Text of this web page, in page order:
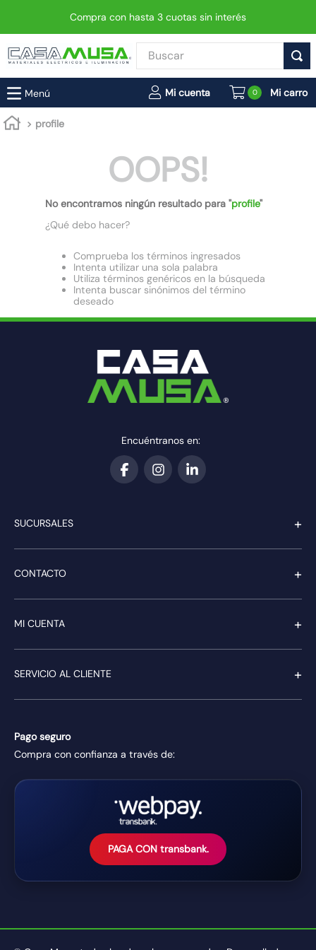
Compra con hasta 3 cuotas sin interés
Buscar
0
profile
OOPS!
No encontramos ningún resultado para "profile"
¿Qué debo hacer?
Comprueba los términos ingresados
Intenta utilizar una sola palabra
Utiliza términos genéricos en la búsqueda
Intenta buscar sinónimos del término
deseado
Encuéntranos en:
SUCURSALES +
CONTACTO +
MI CUENTA +
SERVICIO AL CLIENTE +
Pago seguro
Compra con confianza a través de:
PAGA CON transbank.
TÉRMINOS MÁS BUSCADOS
1.
enchufe
3.
luminaria vial led neo
4
enchufes
5.
foco
7.
matixgo
8.
ampolleta